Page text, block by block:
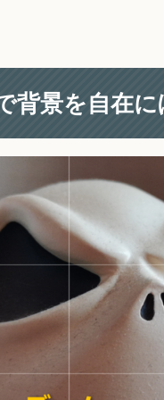
背景を自在